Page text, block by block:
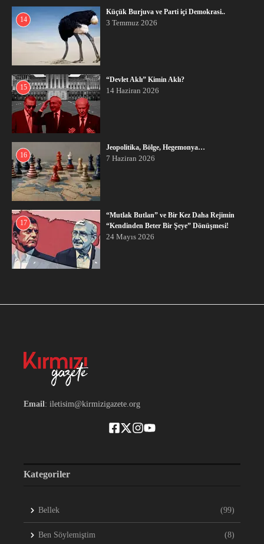
14
Küçük Burjuva ve Parti içi Demokrasi..
3 Temmuz 2026
15
“Devlet Aklı” Kimin Aklı?
14 Haziran 2026
16
Jeopolitika, Bölge, Hegemonya…
7 Haziran 2026
17
“Mutlak Butlan” ve Bir Kez Daha Rejimin
“Kendinden Beter Bir Şeye” Dönüşmesi!
24 Mayıs 2026
Email: iletisim@kirmizigazete.org
Kategoriler
Bellek (99)
Ben Söylemiştim (8)